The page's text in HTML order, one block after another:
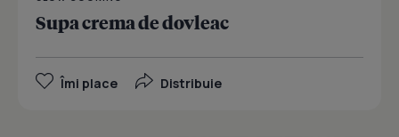
Supa crema de dovleac
Îmi place Distribuie